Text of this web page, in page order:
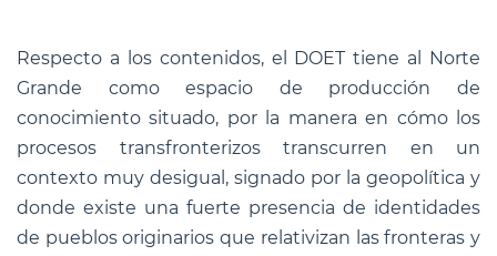
Respecto a los contenidos, el DOET tiene al Norte
Grande como espacio de producción de
conocimiento situado, por la manera en cómo los
procesos transfronterizos transcurren en un
contexto muy desigual, signado por la geopolítica y
donde existe una fuerte presencia de identidades
de pueblos originarios que relativizan las fronteras y